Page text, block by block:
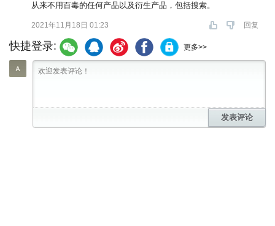
从来不用百毒的任何产品以及衍生产品，包括搜索。
2021年11月18日 01:23 回复
快捷登录: 更多>>
发表评论